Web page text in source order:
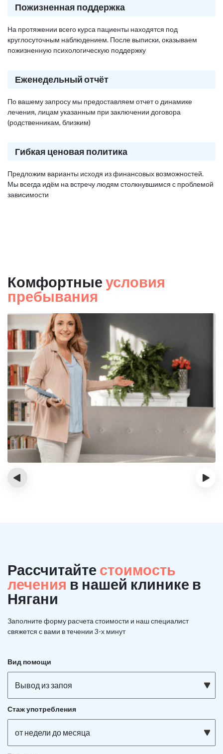
Пожизненная поддержка
На протяжении всего курса пациенты находятся под
круглосуточным наблюдением. После выписки, оказываем
пожизненную психологическую поддержку
Еженедельный отчёт
По вашему запросу мы предоставляем отчет о динамике
лечения, лицам указанным при заключении договора
(родственникам, близким)
Гибкая ценовая политика
Предложим варианты исходя из финансовых возможностей.
Мы всегда идём на встречу людям столкнувшимся с проблемой
зависимости
Комфортные условия
пребывания
‹ ›
Рассчитайте стоимость
лечения в нашей клинике в
Нягани
Заполните форму расчета стоимости и нашспециалист
свяжется с вами в течении 3-х минут
Вид помощи
Вывод из запоя
Стаж употребления
от недели до месяца